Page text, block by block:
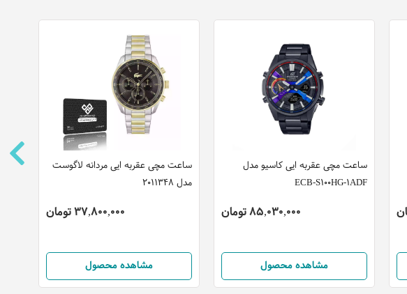
ساعت مچی عقربه ایی مردانه لاگوست
مدل 2011348
37,800,000 تومان
مشاهده محصول
ساعت مچی عقربه ایی کاسیو مدل
ECB-S100HG-1ADF
85,030,000 تومان
مشاهده محصول